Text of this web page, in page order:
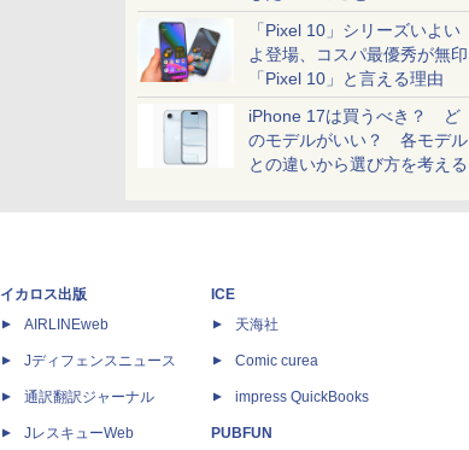
「Pixel 10」シリーズいよい
よ登場、コスパ最優秀が無印
「Pixel 10」と言える理由
iPhone 17は買うべき？ ど
のモデルがいい？ 各モデル
との違いから選び方を考える
イカロス出版
AIRLINEweb
Jディフェンスニュース
通訳翻訳ジャーナル
JレスキューWeb
ICE
天海社
Comic curea
impress QuickBooks
PUBFUN